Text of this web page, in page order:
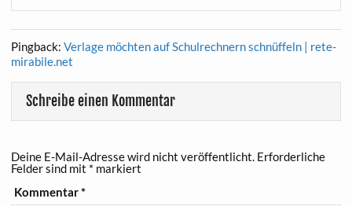
Pingback: Verlage möchten auf Schulrechnern schnüffeln | rete-
mirabile.net
Schreibe einen Kommentar
Deine E-Mail-Adresse wird nicht veröffentlicht. Erforderliche
Felder sind mit * markiert
Kommentar*